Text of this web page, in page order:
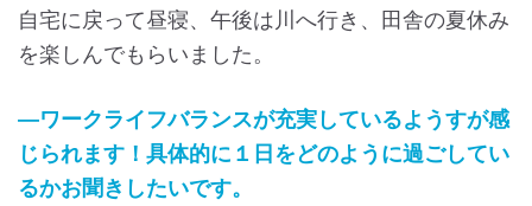
自宅に戻って昼寝、午後は川へ行き、田舎の夏休み
を楽しんでもらいました。
―ワークライフバランスが充実しているようすが感
じられます！具体的に１日をどのように過ごしてい
るかお聞きしたいです。